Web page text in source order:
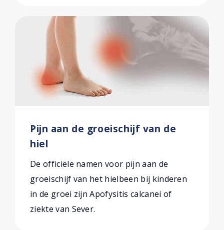
Pijn aan de groeischijf van de
hiel
De officiële namen voor pijn aan de
groeischijf van het hielbeen bij kinderen
in de groei zijn Apofysitis calcanei of
ziekte van Sever.